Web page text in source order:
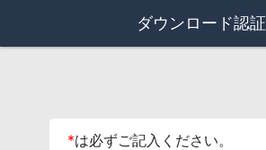
ダウンロード認証
*は必ずご記入ください。